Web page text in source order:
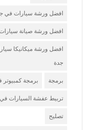
افضل ورشة سيارات في
افضل ورشة صيانة
افضل ورشة ميكانيكا
جدة
برمجة برمجة
تربيط عفشة السيارات
تصليح